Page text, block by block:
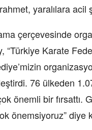
yaralılara acil
çerçevesinde
“Türkiye Karate
76 ülkeden
çok önemli bir
önemsiyoruz” diye